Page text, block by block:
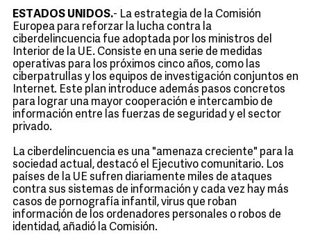
ESTADOS UNIDOS.- La estrategia de la Comisión
Europea para reforzar la lucha contra la
ciberdelincuencia fue adoptada por los ministros del
Interior de la UE. Consiste en una serie de medidas
operativas para los próximos cinco años, como las
ciberpatrullas y los equipos de investigación conjuntos en
Internet. Este plan introduce además pasos concretos
para lograr una mayor cooperación e intercambio de
información entre las fuerzas de seguridad y el sector
privado.
La ciberdelincuencia es una "amenaza creciente" para la
sociedad actual, destacó el Ejecutivo comunitario. Los
países de la UE sufren diariamente miles de ataques
contra sus sistemas de información y cada vez hay más
casos de pornografía infantil, virus que roban
información de los ordenadores personales o robos de
identidad, añadió la Comisión.